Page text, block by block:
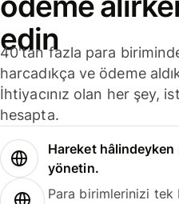
edin
40'tan fazla para
harcadıkça ve ödeme
İhtiyacınız olan her şey,
hesapta.
Hareket hâlindeyken
yönetin.
Para birimlerinizi